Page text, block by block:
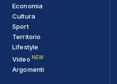
Economia
Cultura
Sport
Territorio
Lifestyle
Video NEW
Argomenti